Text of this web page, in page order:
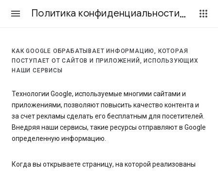
Политика конфиденциальности и Условия использования
КАК GOOGLE ОБРАБАТЫВАЕТ ИНФОРМАЦИЮ, КОТОРАЯ
ПОСТУПАЕТ ОТ САЙТОВ И ПРИЛОЖЕНИЙ, ИСПОЛЬЗУЮЩИХ
НАШИ СЕРВИСЫ
Технологии Google, используемые многими сайтами и
приложениями, позволяют повысить качество контента и
за счет рекламы сделать его бесплатным для посетителей.
Внедряя наши сервисы, такие ресурсы отправляют в Google
определенную информацию.
Когда вы открываете страницу, на которой реализованы